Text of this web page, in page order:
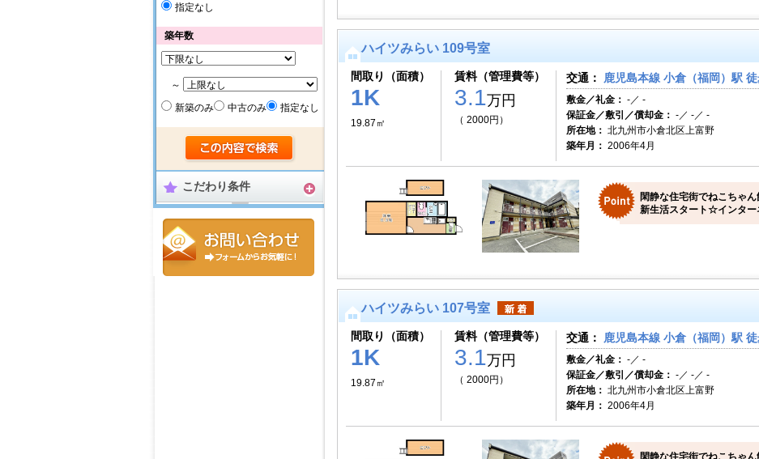
指定なし
築年数
～
新築のみ
中古のみ 指定なし
こだわり条件
ハイツみらい 109号室
間取り（面積）
1K
19.87㎡
賃料（管理費等）
3.1万円
（ 2000円）
交通： 鹿児島本線 小倉（福岡）駅
敷金／礼金： -／ -
保証金／敷引／償却金： -／ -／ -
所在地： 北九州市小倉北区上富野
築年月： 2006年4月
閑静な住宅街でねこちゃ
新生活スタート☆インタ
ハイツみらい 107号室
間取り（面積）
1K
19.87㎡
賃料（管理費等）
3.1万円
（ 2000円）
交通： 鹿児島本線 小倉（福岡）駅
敷金／礼金： -／ -
保証金／敷引／償却金： -／ -／ -
所在地： 北九州市小倉北区上富野
築年月： 2006年4月
閑静な住宅街でねこちゃ